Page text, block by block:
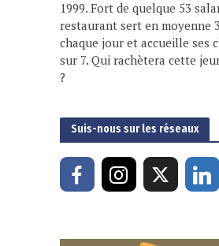
1999. Fort de quelque 53
restaurant sert en moyenne
chaque jour et accueille ses
sur 7. Qui rachètera cette
?
Suis-nous sur les réseaux